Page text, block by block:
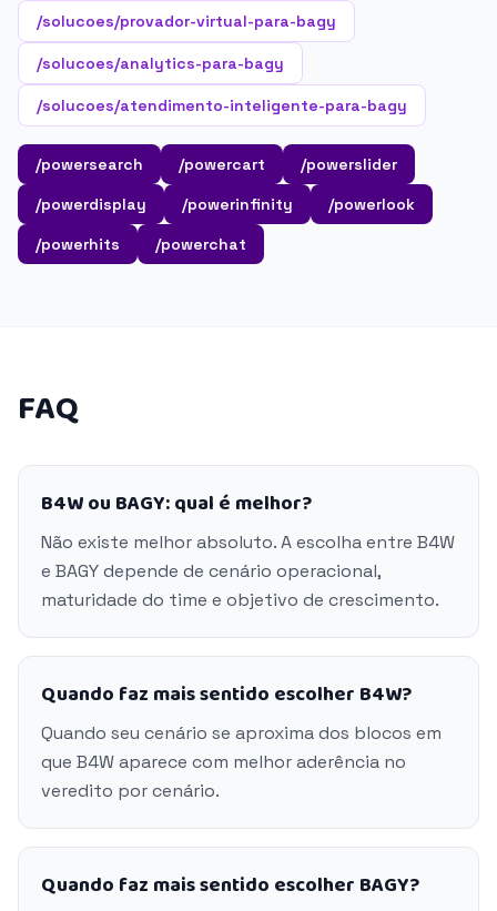
/solucoes/provador-virtual-para-bagy
/solucoes/analytics-para-bagy
/solucoes/atendimento-inteligente-para-bagy
/powersearch /powercart
/powerslider
/powerdisplay
/powerinfinity
/powerlook
/powerhits
/powerchat
FAQ
B4W ou BAGY: qual é melhor?
Não existe melhor absoluto. A escolha entre B4W
e BAGY depende de cenário operacional,
maturidade do time e objetivo de crescimento.
Quando faz mais sentido escolher B4W?
Quando seu cenário se aproxima dos blocos em
que B4W aparece com melhor aderência no
veredito por cenário.
Quando faz mais sentido escolher BAGY?